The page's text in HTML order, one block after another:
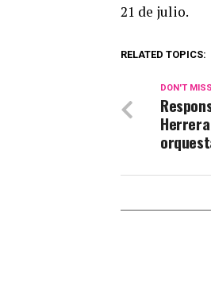
21 de julio.
RELATED TOPICS:
DON'T MISS